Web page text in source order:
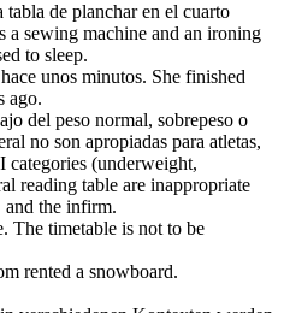
tabla de plancharen el cuarto
a sewing machine and an ironing
to sleep.
unos minutos. She finished
ago.
del peso normal, sobrepeso o
no son apropiadas para atletas,
categories (underweight,
reading table are inappropriate
and the infirm.
The timetable is not to be
rented a snowboard.